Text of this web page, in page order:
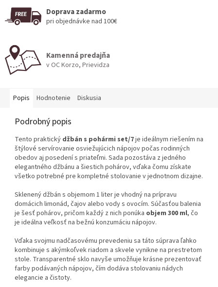
Doprava zadarmo
pri objednávke nad 100€
Kamenná predajňa
v OC Korzo, Prievidza
Popis Hodnotenie Diskusia
Podrobný popis
Tento praktický džbán s pohármi set/7je ideálnym riešením na
štýlové servírovanie osviežujúcich nápojov počas rodinných
obedov aj posedení s priateľmi. Sada pozostáva z jedného
elegantného džbánu a šiestich pohárov, vďaka čomu získate
všetko potrebné pre kompletné stolovanie v jednotnom dizajne.
Sklenený džbán s objemom 1 liter je vhodný na prípravu
domácich limonád, čajov alebo vody s ovocím. Súčasťou balenia
je šesť pohárov, pričom každý z nich ponúka objem 300 ml, čo
je ideálna veľkosť na bežnú konzumáciu nápojov.
Vďaka svojmu nadčasovému prevedeniu sa táto súprava ľahko
kombinuje s akýmkoľvek riadom a skvele vynikne na prestretom
stole. Transparentné sklo navyše umožňuje krásne prezentovať
farby podávaných nápojov, čím dodáva stolovaniu nádych
elegancie a čistoty.